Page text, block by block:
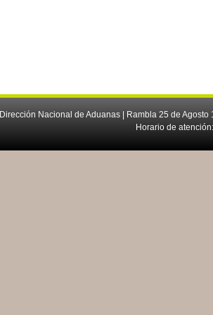
Dirección Nacional de Aduanas | Rambla 25 de
Horario de